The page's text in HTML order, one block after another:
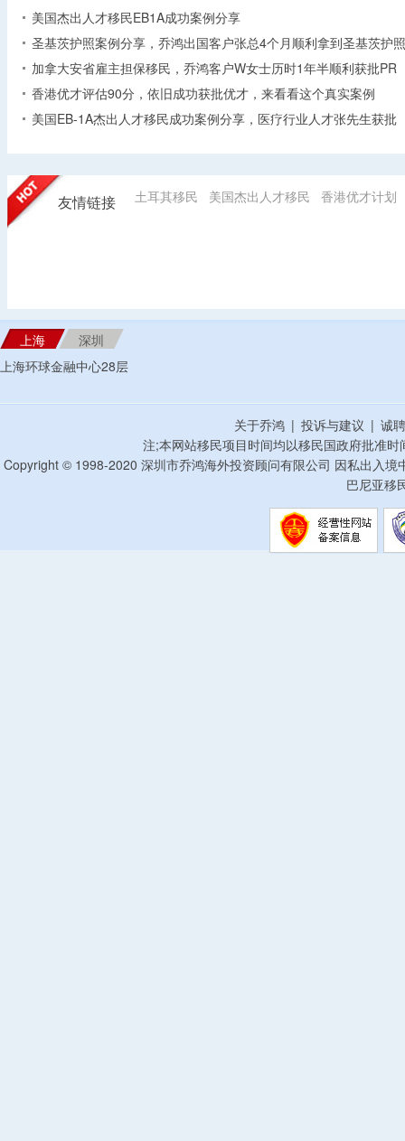
美国杰出人才移民EB1A成功案例分享
圣基茨护照案例分享，乔鸿出国客户张总4个月顺利拿到圣基茨护照
加拿大安省雇主担保移民，乔鸿客户W女士历时1年半顺利获批PR
香港优才评估90分，依旧成功获批优才，来看看这个真实案例
美国EB-1A杰出人才移民成功案例分享，医疗行业人才张先生获批
友情链接 土耳其移民 美国杰出人才移民 香港优才计划
上海
深圳
上海环球金融中心28层
关于乔鸿 | 投诉与建议 | 诚
注;本网站移民项目时间均以移民国政府批准
Copyright © 1998-2020 深圳市乔鸿海外投资顾问有限公司 因私出入
巴尼亚移